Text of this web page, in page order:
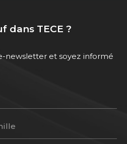
dans TECE ?
newsletter et soyez informé